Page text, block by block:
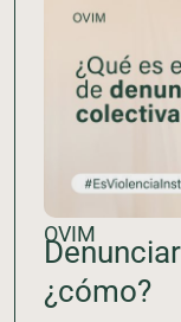
OVIM
¿cómo?